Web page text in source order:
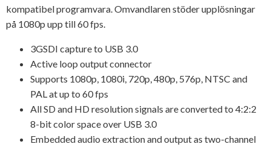
kompatibel programvara. Omvandlaren stöder upplösningar
på 1080p upp till 60 fps.
3GSDI capture to USB 3.0
Active loop output connector
Supports 1080p, 1080i, 720p, 480p, 576p, NTSC and
PAL at up to 60 fps
All SD and HD resolution signals are converted to 4:2:2
8-bit color space over USB 3.0
Embedded audio extraction and output as two-channel